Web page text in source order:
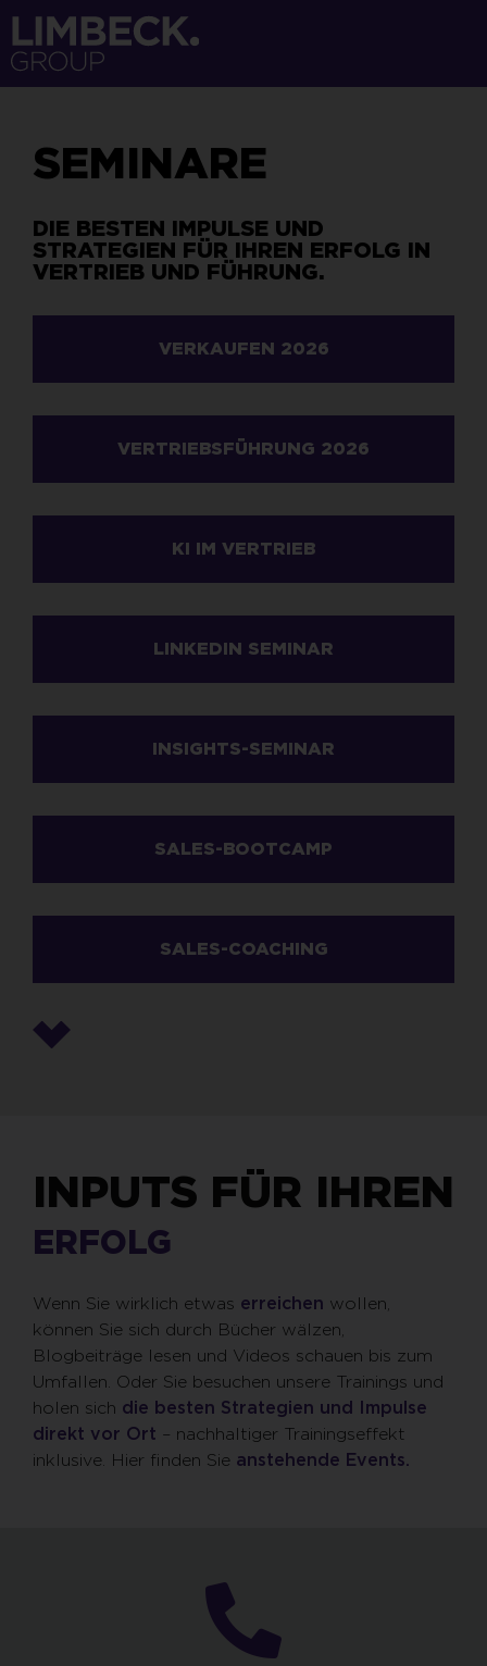
SEMINARE
DIE BESTEN IMPULSE UND
STRATEGIEN FÜR IHREN ERFOLG IN
VERTRIEB UND FÜHRUNG.
VERKAUFEN 2026
VERTRIEBSFÜHRUNG 2026
KI IM VERTRIEB
LINKEDIN SEMINAR
INSIGHTS-SEMINAR
SALES-BOOTCAMP
SALES-COACHING
INPUTS FÜR IHREN
ERFOLG
Wenn Sie wirklich etwas erreichen wollen,
können Sie sich durch Bücher wälzen,
Blogbeiträge lesen und Videos schauen bis zum
Umfallen. Oder Sie besuchen unsere Trainings und
holen sich die besten Strategien und Impulse
direkt vor Ort – nachhaltiger Trainingseffekt
inklusive. Hier finden Sie anstehende Events.